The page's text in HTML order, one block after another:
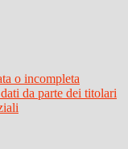
o incompleta
da parte dei titolari